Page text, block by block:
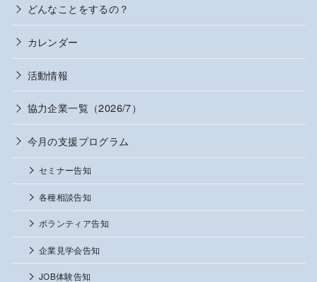
どんなことをするの？
カレンダー
活動情報
協力企業一覧（2026/7）
今月の支援プログラム
セミナー告知
各種相談告知
ボランティア告知
企業見学会告知
JOB体験告知